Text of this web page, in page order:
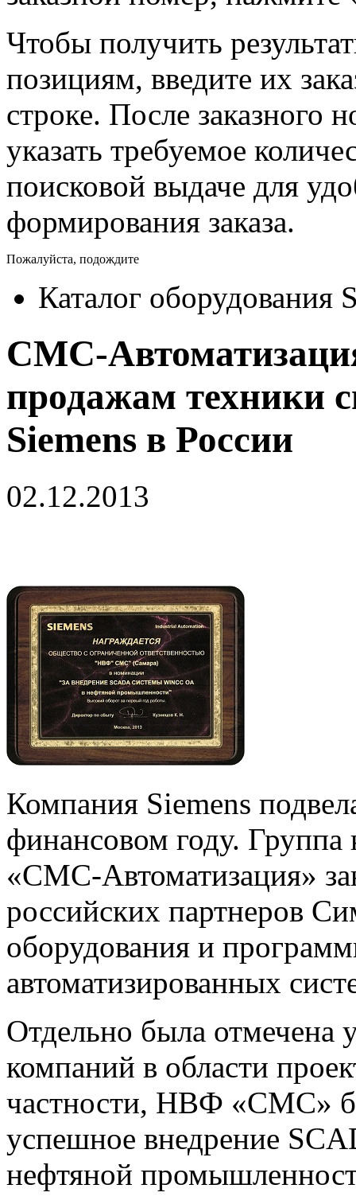
Чтобы получить
позициям, введите их
строке. После заказного
указать требуемое
поисковой выдаче для
формирования заказа.
Пожалуйста, подождите
Каталог оборудования
СМС-
продажам техники
Siemens в России
02.12.2013
Компания Siemens
финансовом году. Группа
«СМС‑Автоматизация»
российских партнеров
оборудования и
автоматизированных
Отдельно была отмечена
компаний в области
частности, НВФ «СМС»
успешное внедрение
нефтяной